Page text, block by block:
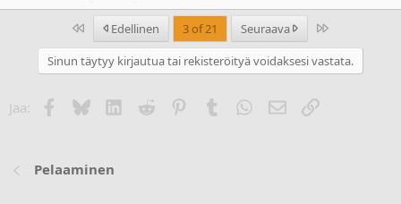
Ensimmäinen
Edellinen 3 of 21 Seuraava Last
Sinun täytyy kirjautua tai rekisteröityä voidaksesi vastata.
Jaa: Facebook
BlueskyLinkedIn
Reddit PinterestTumblr WhatsApp
Sähköposti
Linkki
Pelaaminen